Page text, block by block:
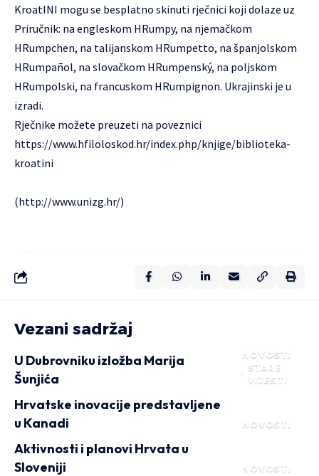
KroatINI mogu se besplatno skinuti rječnici koji dolaze uz
Priručnik: na engleskom HRumpy, na njemačkom
HRumpchen, na talijanskom HRumpetto, na španjolskom
HRumpañol, na slovačkom HRumpenský, na poljskom
HRumpolski, na francuskom HRumpignon. Ukrajinski je u
izradi.
Rječnike možete preuzeti na poveznici
https://www.hfiloloskod.hr/index.php/knjige/biblioteka-
kroatini
(http://www.unizg.hr/)
Vezani sadržaj
NOVOSTI
STARE
VIJESTI
U Dubrovniku izložba Marija
Šunjića
NOVOSTI
Hrvatske inovacije predstavljene
u Kanadi
NOVOSTI
Aktivnosti i planovi Hrvata u
Sloveniji